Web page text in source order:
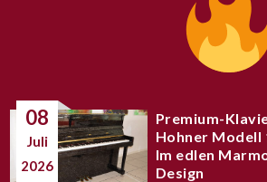
08
Juli
2026
Premium-
Hohner Modell
Im edlen
Design